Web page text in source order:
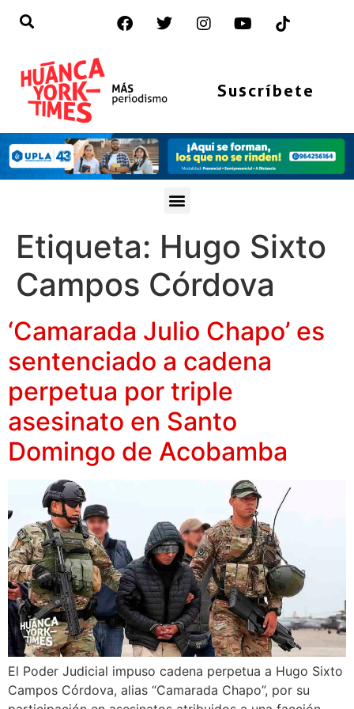
Suscríbete
Etiqueta: Hugo Sixto
Campos Córdova
‘Camarada Julio Chapo’ es
sentenciado a cadena
perpetua por triple
asesinato en Santo
Domingo de Acobamba
El Poder Judicial impuso cadena perpetua a Hugo Sixto
Campos Córdova, alias “Camarada Chapo”, por su